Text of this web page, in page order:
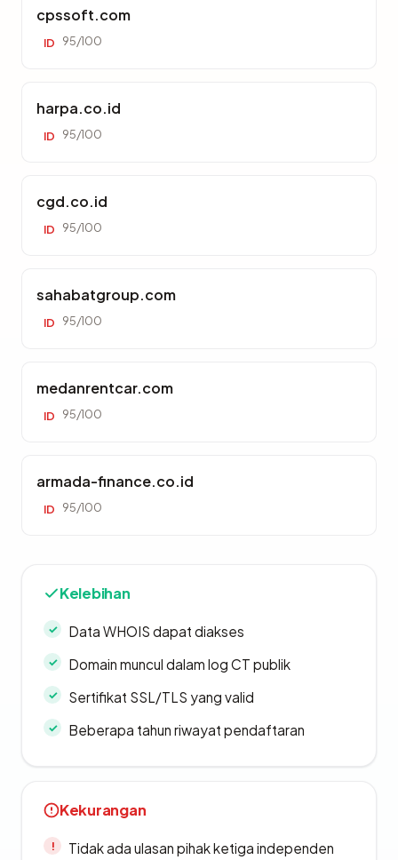
cpssoft.com
ID 95/100
harpa.co.id
ID 95/100
cgd.co.id
ID 95/100
sahabatgroup.com
ID 95/100
medanrentcar.com
ID 95/100
armada-finance.co.id
ID 95/100
Kelebihan
Data WHOIS dapat diakses
Domain muncul dalam log CT publik
Sertifikat SSL/TLS yang valid
Beberapa tahun riwayat pendaftaran
Kekurangan
Tidak ada ulasan pihak ketiga independen